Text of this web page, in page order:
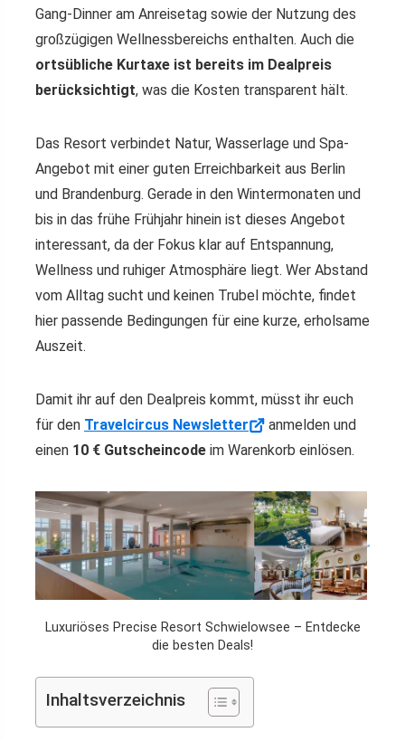
Gang-Dinner am Anreisetag sowie der Nutzung des
großzügigen Wellnessbereichs enthalten. Auch die
ortsübliche Kurtaxe ist bereits im Dealpreis
berücksichtigt, was die Kosten transparent hält.
Das Resort verbindet Natur, Wasserlage und Spa-
Angebot mit einer guten Erreichbarkeit aus Berlin
und Brandenburg. Gerade in den Wintermonaten und
bis in das frühe Frühjahr hinein ist dieses Angebot
interessant, da der Fokus klar auf Entspannung,
Wellness und ruhiger Atmosphäre liegt. Wer Abstand
vom Alltag sucht und keinen Trubel möchte, findet
hier passende Bedingungen für eine kurze, erholsame
Auszeit.
Damit ihr auf den Dealpreis kommt, müsst ihr euch
für den Travelcircus Newsletter
anmelden und
einen 10 € Gutscheincode im Warenkorb einlösen.
Luxuriöses Precise Resort Schwielowsee – Entdecke
die besten Deals!
Inhaltsverzeichnis